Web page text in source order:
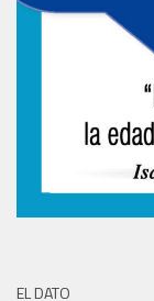
EL DATO